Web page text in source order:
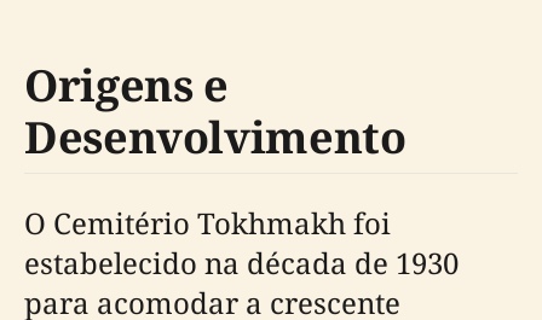
Origens e
Desenvolvimento
O Cemitério Tokhmakh foi
estabelecido na década de 1930
para acomodar a crescente